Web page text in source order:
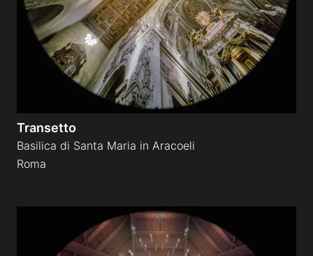
Transetto
Basilica di Santa Maria in Aracoeli
Roma